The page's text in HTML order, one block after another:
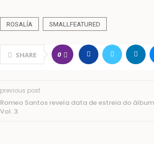
ROSALÍA SMALLFEATURED
SHARE 0
previous post
Romeo Santos revela data de estreia do
Vol. 3